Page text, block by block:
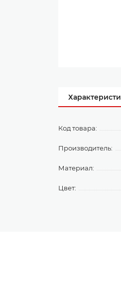
Код товара:
Производитель:
Материал:
Цвет: